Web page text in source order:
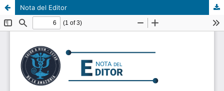
Nota del Editor